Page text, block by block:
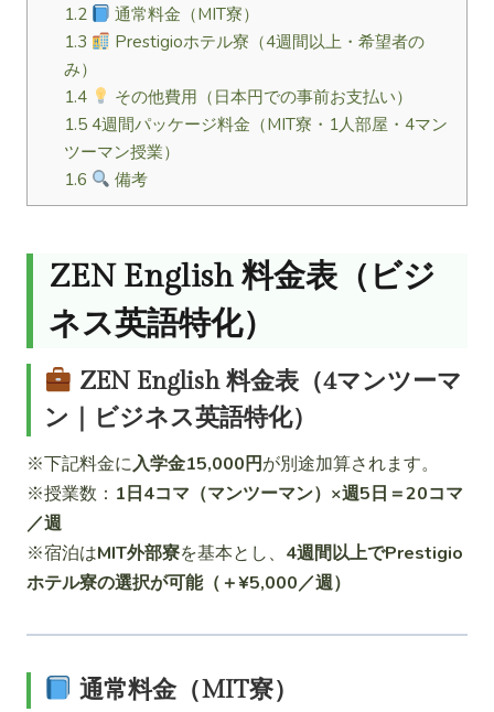
1.2
通常料金（MIT寮）
1.3
Prestigioホテル寮（4週間以上・希望者の
み）
1.4
その他費用（日本円での事前お支払い）
1.54週間パッケージ料金（MIT寮・1人部屋・4マン
ツーマン授業）
1.6
備考
ZEN English 料金表（ビジ
ネス英語特化）
ZEN English 料金表（4マンツーマ
ン｜ビジネス英語特化）
※下記料金に入学金15,000円が別途加算されます。
※授業数： 1日4コマ（マンツーマン）×週5日＝20コマ
／週
※宿泊はMIT外部寮を基本とし、 4週間以上でPrestigio
ホテル寮の選択が可能（＋¥5,000／週）
通常料金（MIT寮）